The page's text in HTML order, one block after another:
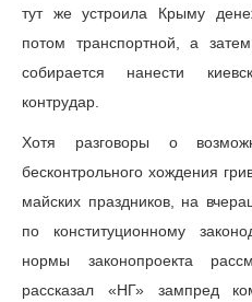
тут же устроила Крыму
потом транспортной, а
собирается нанести
контрудар.
Хотя разговоры о
бесконтрольного хождения
майских праздников, на
по конституционному
нормы законопроекта
рассказал «НГ» зампред